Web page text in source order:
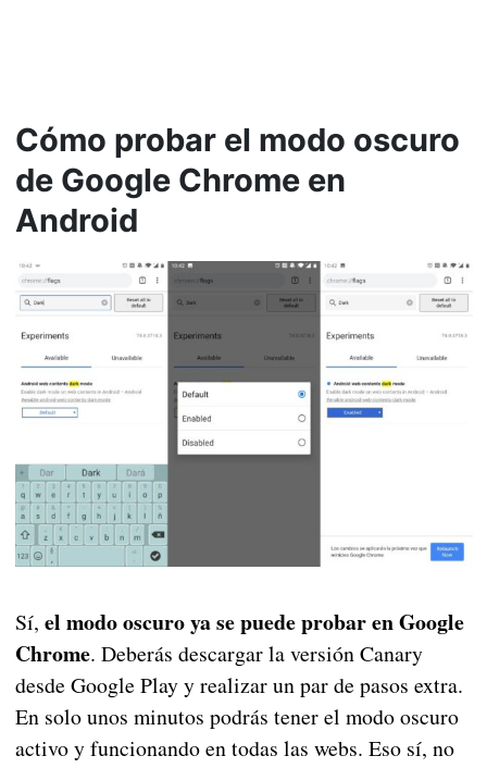
Cómo probar el modo oscuro
de Google Chrome en
Android
Sí, el modo oscuro ya se puede probar en Google
Chrome. Deberás descargar la versión Canary
desde Google Play y realizar un par de pasos extra.
En solo unos minutos podrás tener el modo oscuro
activo y funcionando en todas las webs. Eso sí, no